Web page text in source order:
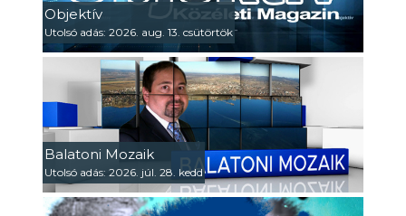
Objektív
Utolsó adás: 2026. aug. 13. csütörtök
Balatoni Mozaik
Utolsó adás: 2026. júl. 28. kedd